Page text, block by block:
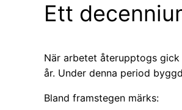
Ett
När arbetet återupptogs
år. Under denna period
Bland framstegen märks: